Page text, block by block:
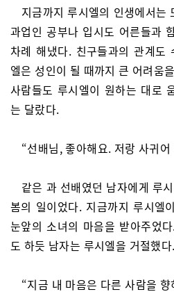
지금까지 루시엘의 인생에서는
과업인 공부나 입시도 어른들과
차례 해냈다. 친구들과의 관계도
엘은 성인이 될 때까지 큰 어려움
사람들도 루시엘이 원하는 대로
는 달랐다.
“선배님, 좋아해요. 저랑 사귀어
같은 과 선배였던 남자에게 루
봄의 일이었다. 지금까지 루시엘
눈앞의 소녀의 마음을 받아주었
도 하듯 남자는 루시엘을 거절했다.
“지금 내 마음은 다른 사람을